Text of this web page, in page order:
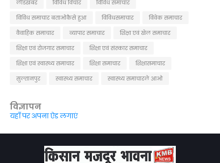
लीडखबर
विविध विचार
विविध समाचार
विविध समाचार बताओकैसे हुआ
विविधसमाचार
विवेक समाचार
वैवाहिक समाचार
व्यापार समाचार
शिक्षा एवं खेल समाचार
शिक्षा एवं रोजगार समाचार
शिक्षा एवं संस्कार समाचार
शिक्षा एवं स्वास्थ्य समाचार
शिक्षा समाचार
शिक्षासमाचार
सुल्तानपुर
स्वास्थ्य समाचार स्वास्थ्य समाचारले आओ
विज्ञापन
यहाँ पर अपना ऐड लगाएं